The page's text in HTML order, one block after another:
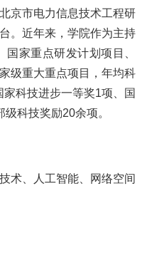
京市电力信息技术工程研
。近年来，学院作为主持
国家重点研发计划项目、
级重大重点项目，年均科
科技进步一等奖1项、国
科技奖励20余项。
术、人工智能、网络空间